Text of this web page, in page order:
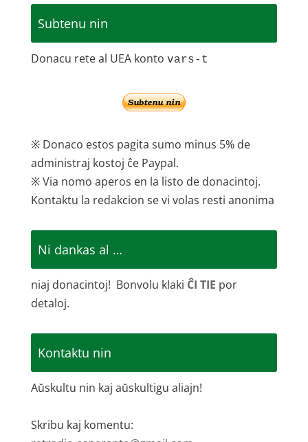
Subtenu nin
Donacu rete al UEA konto vars-t
※ Donaco estos pagita sumo minus 5% de
administraj kostoj ĉe Paypal.
※ Via nomo aperos en la listo de donacintoj.
Kontaktu la redakcion se vi volas resti anonima
Ni dankas al …
niaj donacintoj! Bonvolu klaki ĈI TIE por
detaloj.
Kontaktu nin
Aŭskultu nin kaj aŭskultigu aliajn!
Skribu kaj komentu: